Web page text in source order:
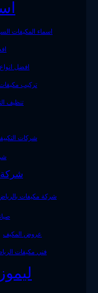
اسماء المكيفات
افضل
تركيب
تنظيف
شركات
شركة
شركة مكيفات
عروض المكيف
فني مكيفات